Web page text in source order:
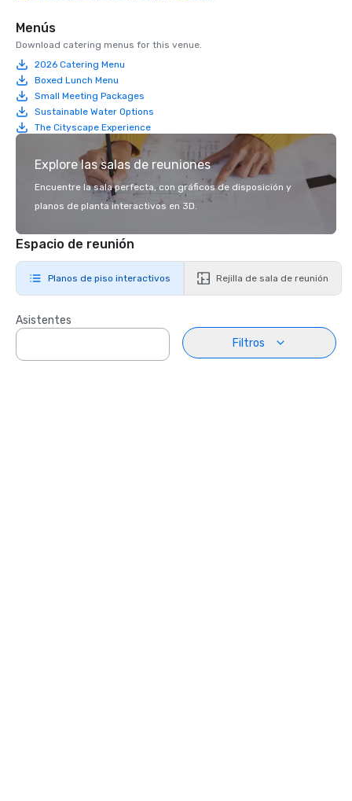
Menús
Download catering menus for this venue.
2026 Catering Menu
Boxed Lunch Menu
Small Meeting Packages
Sustainable Water Options
The Cityscape Experience
Explore las salas de reuniones
Encuentre la sala perfecta, con gráficos de disposición y
planos de planta interactivos en 3D.
Espacio de reunión
Planos de piso interactivos Rejilla de sala de reunión
Asistentes
Filtros